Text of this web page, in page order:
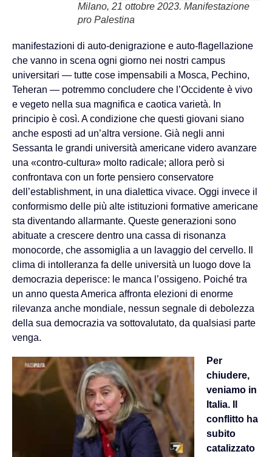
Milano, 21 ottobre 2023. Manifestazione
pro Palestina
manifestazioni di auto-denigrazione e auto-flagellazione
che vanno in scena ogni giorno nei nostri campus
universitari — tutte cose impensabili a Mosca, Pechino,
Teheran — potremmo concludere che l’Occidente è vivo
e vegeto nella sua magnifica e caotica varietà. In
principio è così. A condizione che questi giovani siano
anche esposti ad un’altra versione. Già negli anni
Sessanta le grandi università americane videro avanzare
una «contro-cultura» molto radicale; allora però si
confrontava con un forte pensiero conservatore
dell’establishment, in una dialettica vivace. Oggi invece il
conformismo delle più alte istituzioni formative americane
sta diventando allarmante. Queste generazioni sono
abituate a crescere dentro una cassa di risonanza
monocorde, che assomiglia a un lavaggio del cervello. Il
clima di intolleranza fa delle università un luogo dove la
democrazia deperisce: le manca l’ossigeno. Poiché tra
un anno questa America affronta elezioni di enorme
rilevanza anche mondiale, nessun segnale di debolezza
della sua democrazia va sottovalutato, da qualsiasi parte
venga.
Per
chiudere,
veniamo in
Italia. Il
conflitto ha
subito
catalizzato